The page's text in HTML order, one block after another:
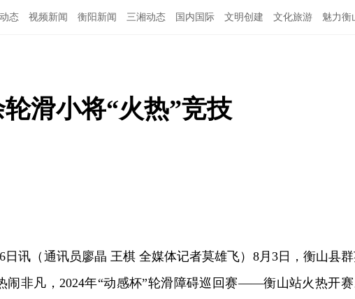
态 视频新闻 衡阳新闻 三湘动态 国内国际 文明创建 文化旅游 魅力衡
滑小将“火热”竞技
日讯（通讯员廖晶 王棋 全媒体记者莫雄飞）8月3日，衡山县
闹非凡，2024年“动感杯”轮滑障碍巡回赛——衡山站火热开